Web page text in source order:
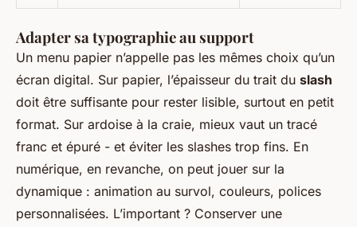
Adapter sa typographie au support
Un menu papier n’appelle pas les mêmes choix qu’un
écran digital. Sur papier, l’épaisseur du trait du slash
doit être suffisante pour rester lisible, surtout en petit
format. Sur ardoise à la craie, mieux vaut un tracé
franc et épuré - et éviter les slashes trop fins. En
numérique, en revanche, on peut jouer sur la
dynamique : animation au survol, couleurs, polices
personnalisées. L’important ? Conserver une